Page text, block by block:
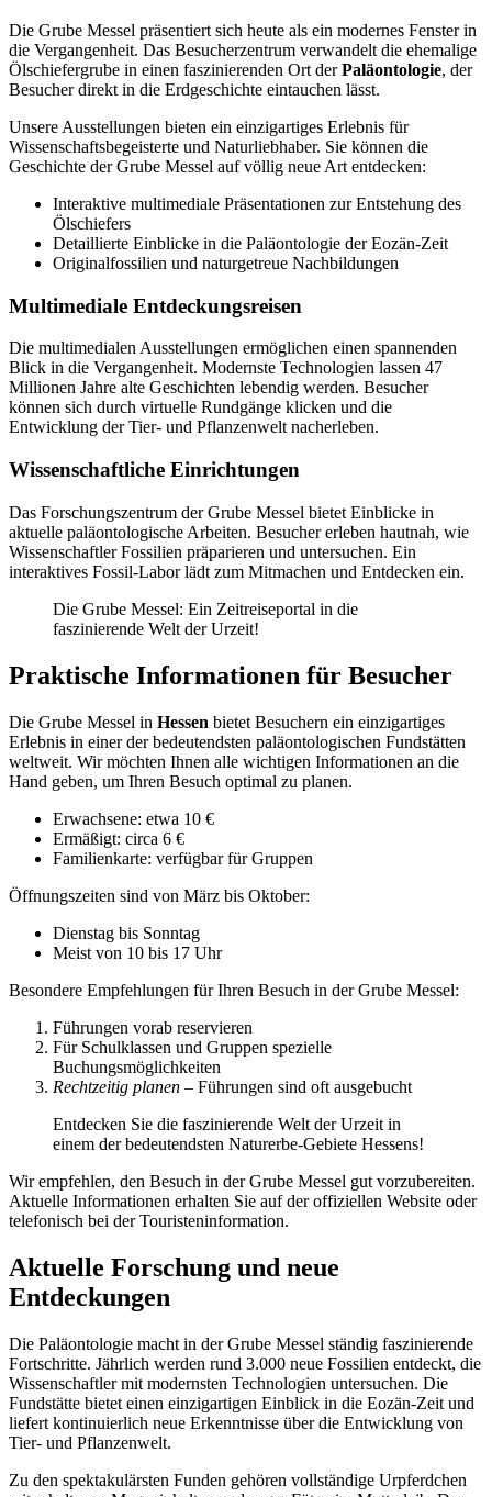
Die Grube Messel präsentiert sich heute als ein modernes Fenster in
die Vergangenheit. Das Besucherzentrum verwandelt die ehemalige
Ölschiefergrube in einen faszinierenden Ort derPaläontologie, der
Besucher direkt in die Erdgeschichte eintauchen lässt.
Unsere Ausstellungen bieten ein einzigartiges Erlebnis für
Wissenschaftsbegeisterte und Naturliebhaber. Sie können die
Geschichte der Grube Messel auf völlig neue Art entdecken:
Interaktive multimediale Präsentationen zur Entstehung des
Ölschiefers
Detaillierte Einblicke in die Paläontologie der Eozän-Zeit
Originalfossilien und naturgetreue Nachbildungen
Multimediale Entdeckungsreisen
Die multimedialen Ausstellungen ermöglichen einen spannenden
Blick in die Vergangenheit. Modernste Technologien lassen 47
Millionen Jahre alte Geschichten lebendig werden. Besucher
können sich durch virtuelle Rundgänge klicken und die
Entwicklung der Tier- und Pflanzenwelt nacherleben.
Wissenschaftliche Einrichtungen
Das Forschungszentrum der Grube Messel bietet Einblicke in
aktuelle paläontologische Arbeiten. Besucher erleben hautnah, wie
Wissenschaftler Fossilien präparieren und untersuchen. Ein
interaktives Fossil-Labor lädt zum Mitmachen und Entdecken ein.
Die Grube Messel: Ein Zeitreiseportal in die
faszinierende Welt der Urzeit!
Praktische Informationen für Besucher
Die Grube Messel in Hessen bietet Besuchern ein einzigartiges
Erlebnis in einer der bedeutendsten paläontologischen Fundstätten
weltweit. Wir möchten Ihnen alle wichtigen Informationen an die
Hand geben, um Ihren Besuch optimal zu planen.
Erwachsene: etwa 10 €
Ermäßigt: circa 6 €
Familienkarte: verfügbar für Gruppen
Öffnungszeiten sind von März bis Oktober:
Dienstag bis Sonntag
Meist von 10 bis 17 Uhr
Besondere Empfehlungen für Ihren Besuch in der Grube Messel:
Führungen vorab reservieren
Für Schulklassen und Gruppen spezielle
Buchungsmöglichkeiten
Rechtzeitig planen – Führungen sind oft ausgebucht
Entdecken Sie die faszinierende Welt der Urzeit in
einem der bedeutendsten Naturerbe-Gebiete Hessens!
Wir empfehlen, den Besuch in der Grube Messel gut vorzubereiten.
Aktuelle Informationen erhalten Sie auf der offiziellen Website oder
telefonisch bei der Touristeninformation.
Aktuelle Forschung und neue
Entdeckungen
Die Paläontologie macht in der Grube Messel ständig faszinierende
Fortschritte. Jährlich werden rund 3.000 neue Fossilien entdeckt, die
Wissenschaftler mit modernsten Technologien untersuchen. Die
Fundstätte bietet einen einzigartigen Einblick in die Eozän-Zeit und
liefert kontinuierlich neue Erkenntnisse über die Entwicklung von
Tier- und Pflanzenwelt.
Zu den spektakulärsten Funden gehören vollständige Urpferdchen